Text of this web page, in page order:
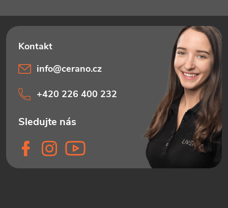
info@cerano.cz
+420 226 400 232